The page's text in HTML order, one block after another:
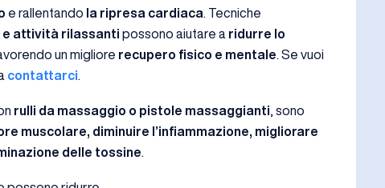
e rallentando la ripresa cardiaca. Tecniche
e attività rilassanti possono aiutare a ridurre lo
un migliore recupero fisico e mentale. Se vuoi
contattarci.
rulli da massaggio o pistole massaggianti, sono
muscolare, diminuire l’infiammazione, migliorare
delle tossine.